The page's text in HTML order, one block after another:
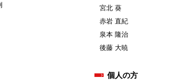
宮北 葵
赤岩 直紀
泉本 隆治
後藤 大暁
個人の方